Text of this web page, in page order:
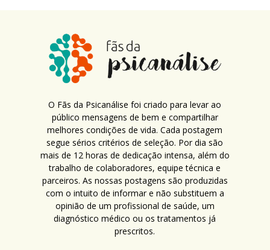
O Fãs da Psicanálise foi criado para levar ao
público mensagens de bem e compartilhar
melhores condições de vida. Cada postagem
segue sérios critérios de seleção. Por dia são
mais de 12 horas de dedicação intensa, além do
trabalho de colaboradores, equipe técnica e
parceiros. As nossas postagens são produzidas
com o intuito de informar e não substituem a
opinião de um profissional de saúde, um
diagnóstico médico ou os tratamentos já
prescritos.